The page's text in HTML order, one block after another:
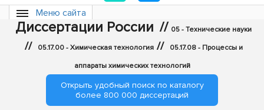
Меню сайта
Диссертации России // 05 - Технические науки
// 05.17.00 - Химическая технология // 05.17.08 - Процессы и
аппараты химических технологий
Открыть удобный поиск по каталогу
более 800 000 диссертаций